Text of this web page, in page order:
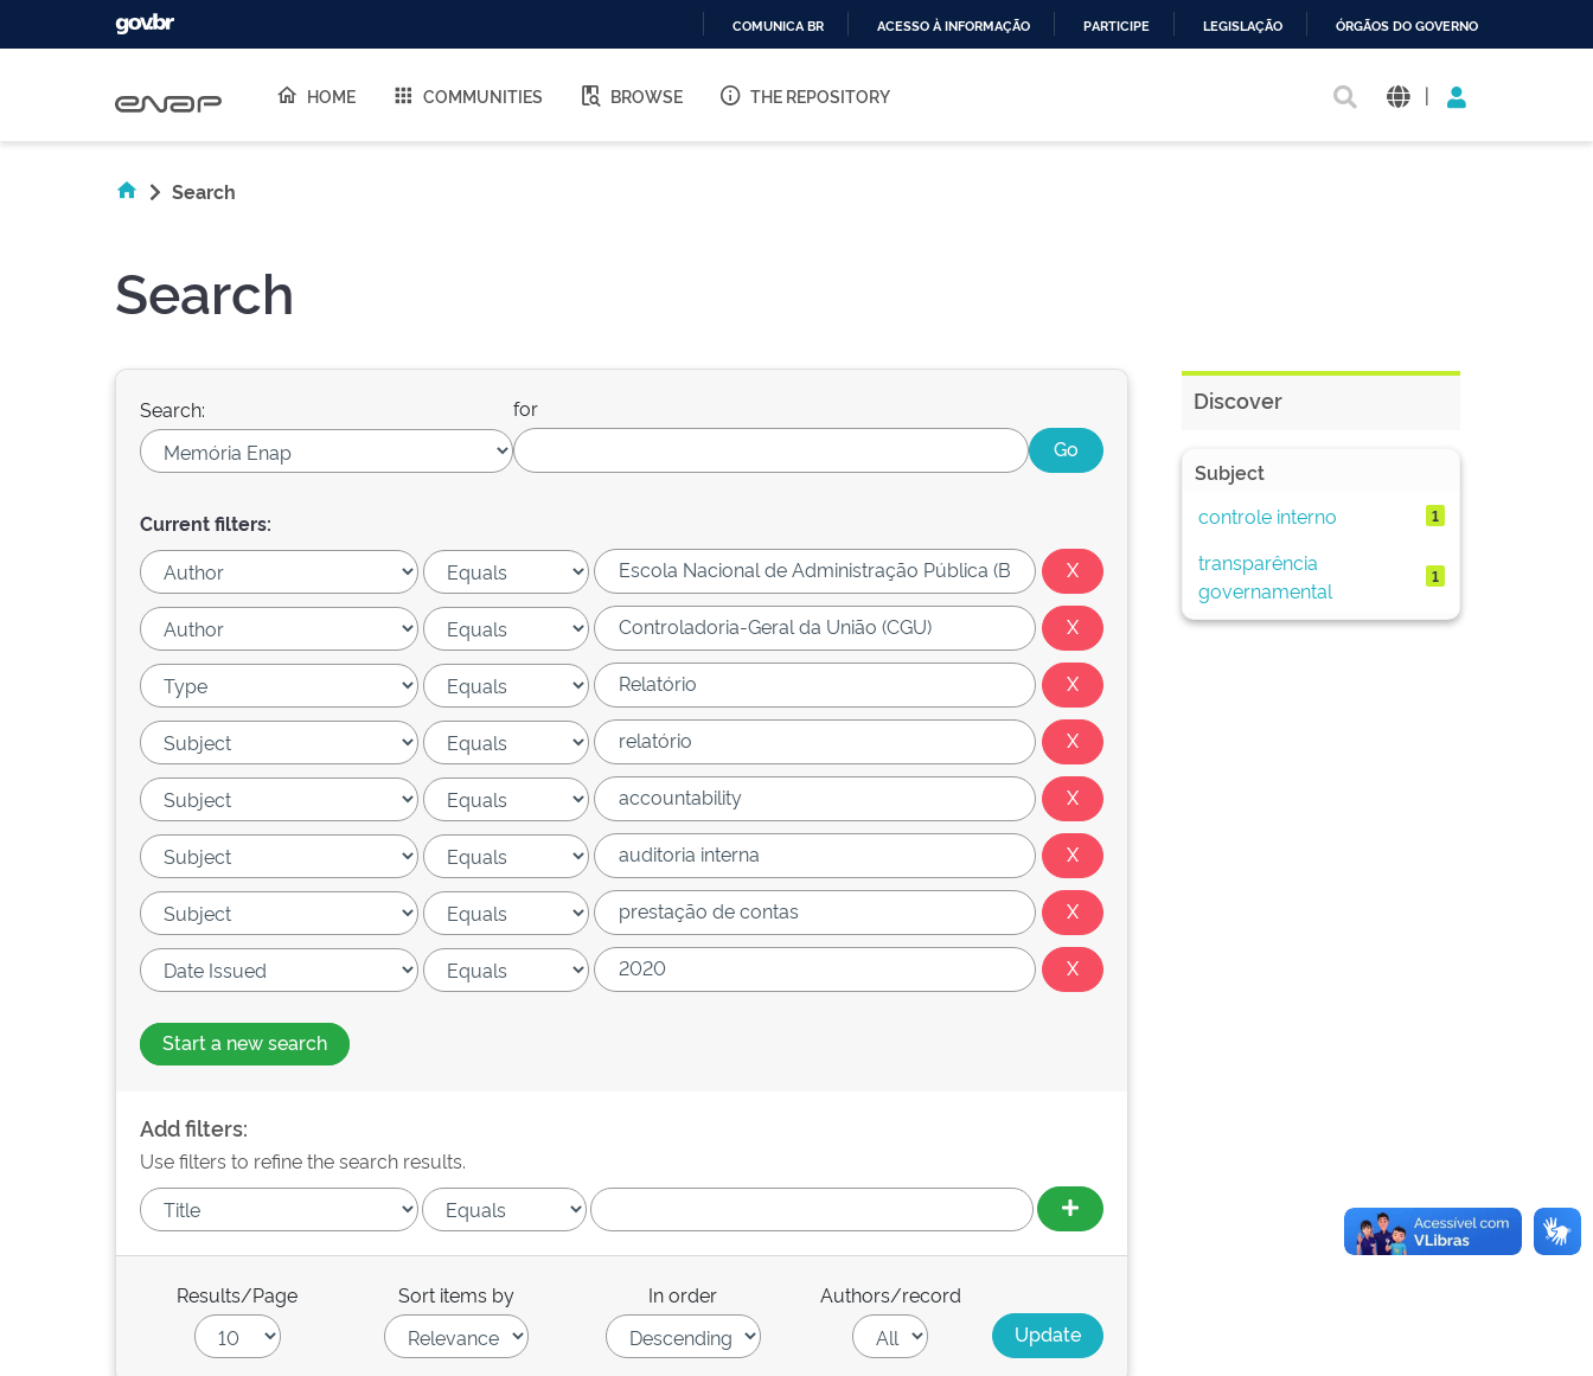
O
COMUNICA BR ACESSO À INFORMAÇÃO PARTICIPE LEGISLAÇÃO ÓRGÃOS DO GOVERNO
HOME COMMUNITIES BROWSE THE REPOSITORY |
Search
Search
Search: for
Current filters:
Start a new search
Add filters:
Use filters to refine the search results.
Results/Page Sort items by In order Authors/record
Discover
Subject
controle interno
1
transparência
governamental
1